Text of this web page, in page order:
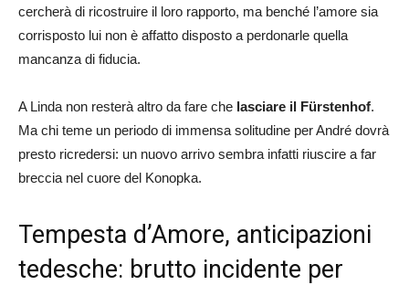
cercherà di ricostruire il loro rapporto, ma benché l’amore sia
corrisposto lui non è affatto disposto a perdonarle quella
mancanza di fiducia.
A Linda non resterà altro da fare che lasciare il Fürstenhof.
Ma chi teme un periodo di immensa solitudine per André dovrà
presto ricredersi: un nuovo arrivo sembra infatti riuscire a far
breccia nel cuore del Konopka.
Tempesta d’Amore, anticipazioni
tedesche: brutto incidente per